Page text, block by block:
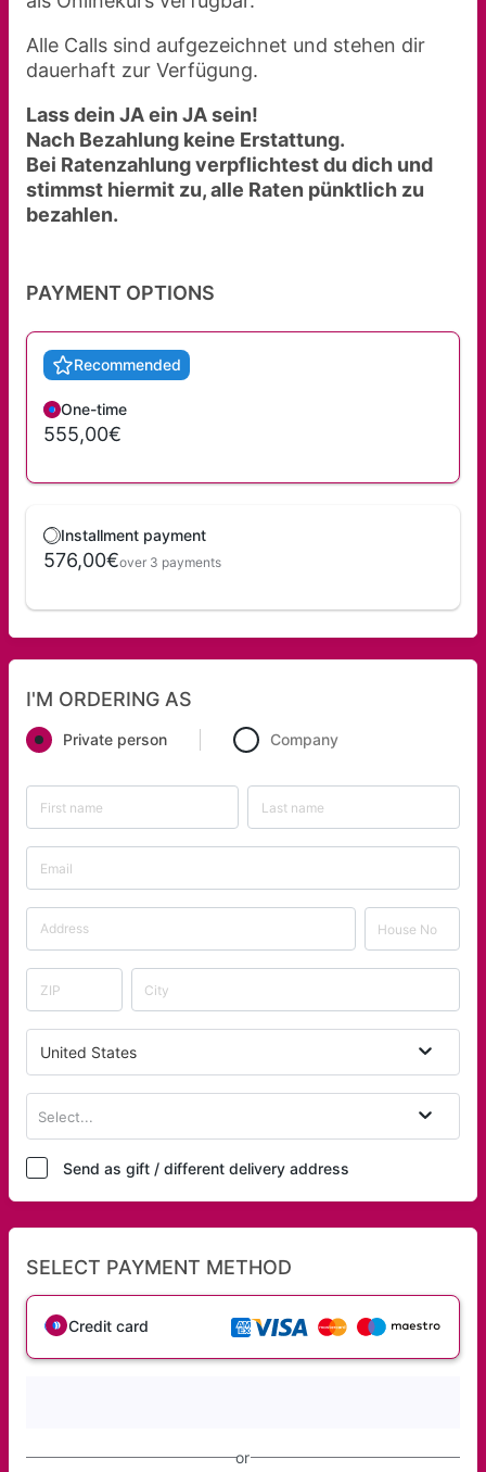
Alle Calls sind aufgezeichnet und stehen dir
dauerhaft zur Verfügung.
Lass dein JA ein JA sein!
Nach Bezahlung keine Erstattung.
Bei Ratenzahlung verpflichtest du dich und
stimmst hiermit zu, alle Raten pünktlich zu
bezahlen.
PAYMENT OPTIONS
One-time
Recommended
555,00€
Installment payment
576,00€over 3 payments
I'M ORDERING AS
Private person Company
United States
Select...
Send as gift / different delivery address
SELECT PAYMENT METHOD
Credit card
or